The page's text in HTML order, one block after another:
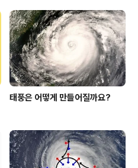
태풍은 어떻게 만들어질까요?